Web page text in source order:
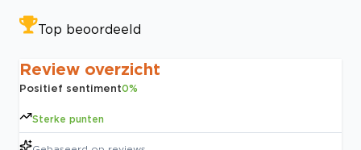
Top beoordeeld
Review overzicht
Positief sentiment0%
Sterke punten